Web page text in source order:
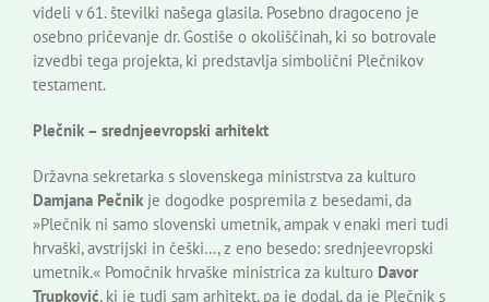
videli v 61. številki našega glasila. Posebno dragoceno je
osebno pričevanje dr. Gostiše o okoliščinah, ki so botrovale
izvedbi tega projekta, ki predstavlja simbolični Plečnikov
testament.
Plečnik – srednjeevropski arhitekt
Državna sekretarka s slovenskega ministrstva za kulturo
Damjana Pečnik je dogodke pospremila z besedami, da
»Plečnik ni samo slovenski umetnik, ampak v enaki meri tudi
hrvaški, avstrijski in češki…, z eno besedo: srednjeevropski
umetnik.« Pomočnik hrvaške ministrica za kulturo Davor
Trupković, ki je tudi sam arhitekt, pa je dodal, da je Plečnik s